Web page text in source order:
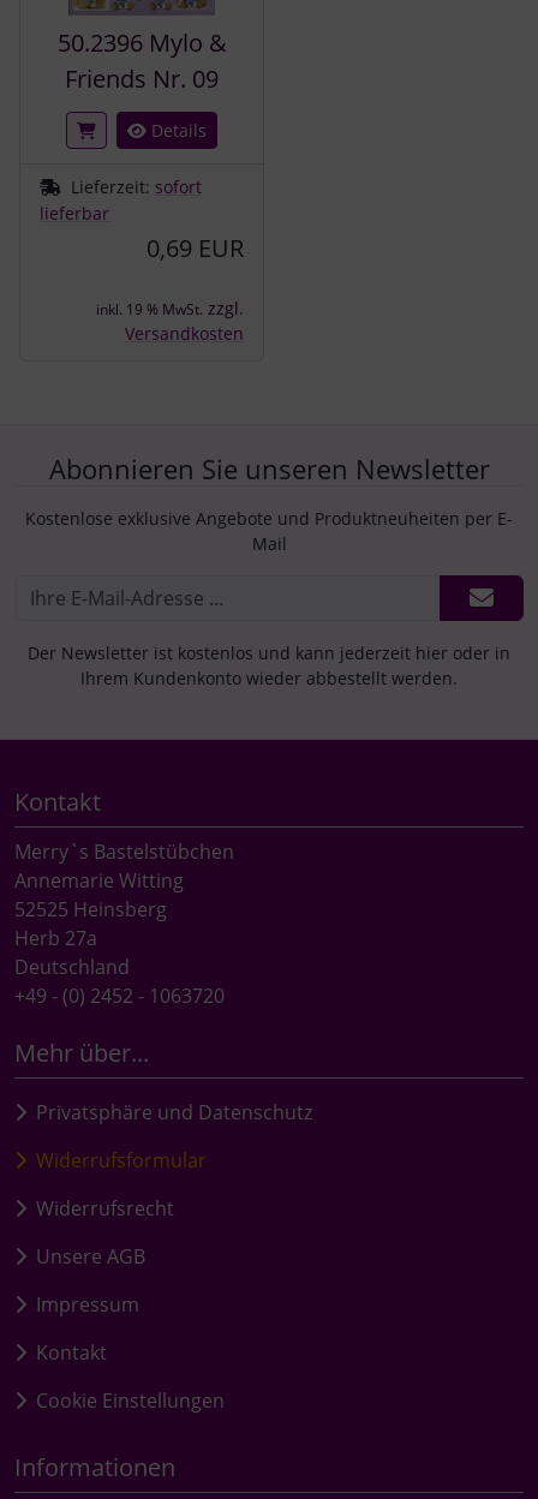
50.2396 Mylo &
Friends Nr. 09
Details
Lieferzeit: sofort
lieferbar
0,69 EUR
inkl. 19 % MwSt. zzgl.
Versandkosten
Abonnieren Sie unseren Newsletter
Kostenlose exklusive Angebote und Produktneuheiten per E-
Mail
Der Newsletter ist kostenlos und kann jederzeit hier oder in
Ihrem Kundenkonto wieder abbestellt werden.
Kontakt
Merry`s Bastelstübchen
Annemarie Witting
52525 Heinsberg
Herb 27a
Deutschland
+49 - (0) 2452 - 1063720
Mehr über...
Privatsphäre und Datenschutz
Widerrufsformular
Widerrufsrecht
Unsere AGB
Impressum
Kontakt
Cookie Einstellungen
Informationen